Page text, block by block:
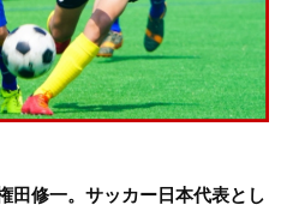
田修一。サッカー日本代表とし